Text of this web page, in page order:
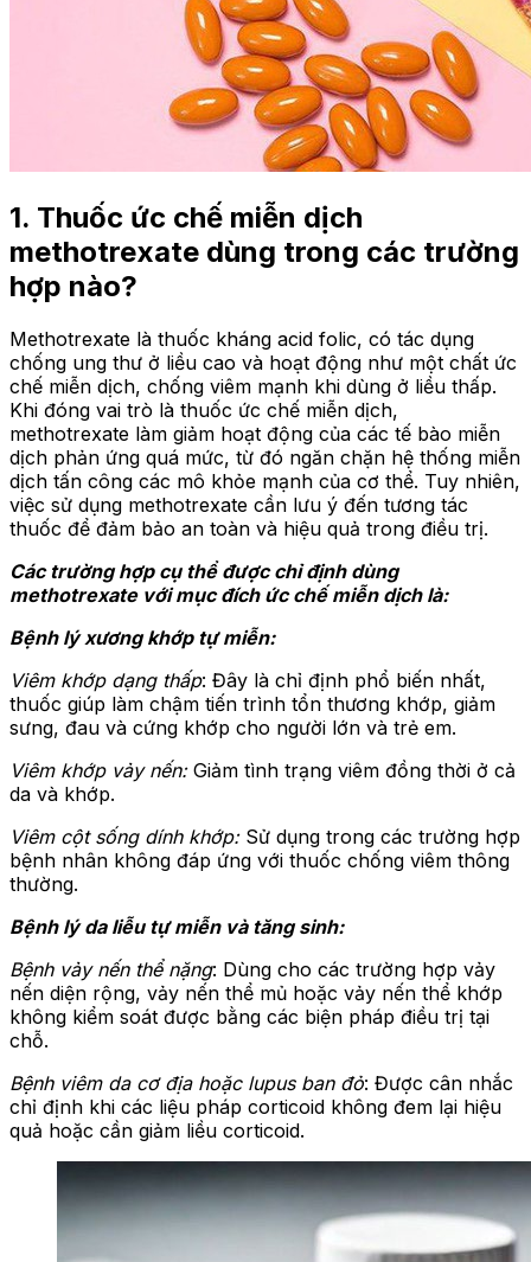
1. Thuốc ức chế miễn dịch
methotrexate dùng trong các trường
hợp nào?
Methotrexate là thuốc kháng acid folic, có tác dụng
chống ung thư ở liều cao và hoạt động như một chất ức
chế miễn dịch, chống viêm mạnh khi dùng ở liều thấp.
Khi đóng vai trò là thuốc ức chế miễn dịch,
methotrexate làm giảm hoạt động của các tế bào miễn
dịch phản ứng quá mức, từ đó ngăn chặn hệ thống miễn
dịch tấn công các mô khỏe mạnh của cơ thể. Tuy nhiên,
việc sử dụng methotrexate cần lưu ý đến tương tác
thuốc để đảm bảo an toàn và hiệu quả trong điều trị.
Các trường hợp cụ thể được chỉ định dùng
methotrexate với mục đích ức chế miễn dịch là:
Bệnh lý xương khớp tự miễn:
Viêm khớp dạng thấp: Đây là chỉ định phổ biến nhất,
thuốc giúp làm chậm tiến trình tổn thương khớp, giảm
sưng, đau và cứng khớp cho người lớn và trẻ em.
Viêm khớp vảy nến:Giảm tình trạng viêm đồng thời ở cả
da và khớp.
Viêm cột sống dính khớp: Sử dụng trong các trường hợp
bệnh nhân không đáp ứng với thuốc chống viêm thông
thường.
Bệnh lý da liễu tự miễn và tăng sinh:
Bệnh vảy nến thể nặng: Dùng cho các trường hợp vảy
nến diện rộng, vảy nến thể mủ hoặc vảy nến thể khớp
không kiểm soát được bằng các biện pháp điều trị tại
chỗ.
Bệnh viêm da cơ địa hoặc lupus ban đỏ: Được cân nhắc
chỉ định khi các liệu pháp corticoid không đem lại hiệu
quả hoặc cần giảm liều corticoid.